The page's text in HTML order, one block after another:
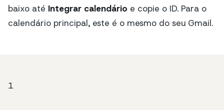
baixo até Integrar calendário e copie o ID. Para o
calendário principal, este é o mesmo do seu Gmail.
1